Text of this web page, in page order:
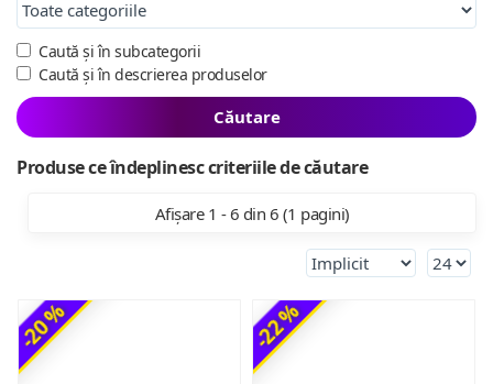
Caută și în subcategorii
Caută și în descrierea produselor
Căutare
Produse ce îndeplinesc criteriile de căutare
Afișare 1 - 6 din 6 (1 pagini)
-20 % -22 %